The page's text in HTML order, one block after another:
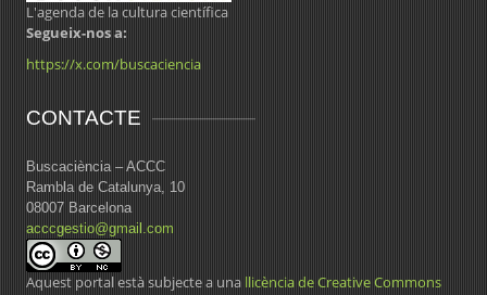
L'agenda de la cultura científica
Segueix-nos a:
https://x.com/buscaciencia
CONTACTE
Buscaciència – ACCC
Rambla de Catalunya, 10
08007 Barcelona
acccgestio@gmail.com
Aquest portal està subjecte a una llicència de Creative Commons